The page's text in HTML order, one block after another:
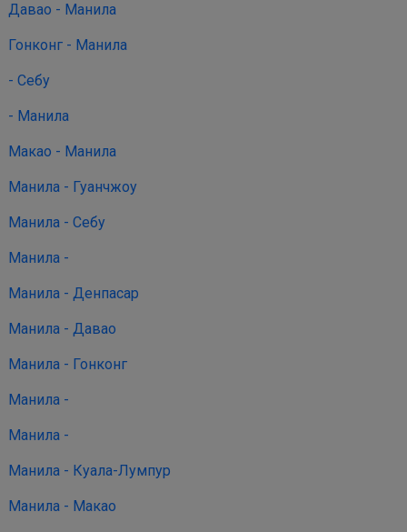
Давао - Манила
Гонконг - Манила
- Себу
- Манила
Макао - Манила
Манила - Гуанчжоу
Манила - Себу
Манила -
Манила - Денпасар
Манила - Давао
Манила - Гонконг
Манила -
Манила -
Манила - Куала-Лумпур
Манила - Макао